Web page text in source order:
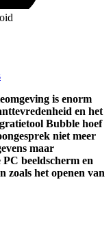
is enorm
en het
Bubble hoef
niet meer
maar
beeldscherm en
zoals het openen van